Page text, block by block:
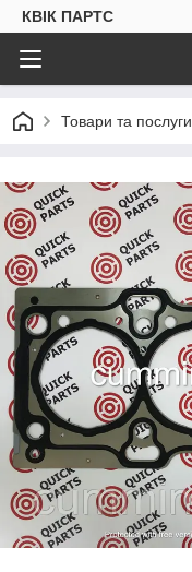
КВІК ПАРТС
Товари та послуги